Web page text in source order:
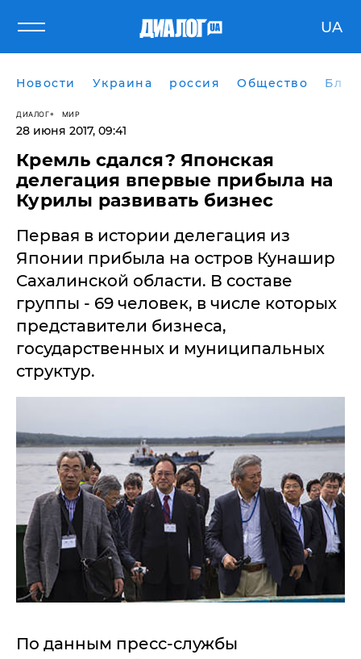
UA
Новости Украина россия Общество
ДИАЛОГ МИР
28 июня 2017, 09:41
Кремль сдался? Японская
делегация впервые прибыла на
Курилы развивать бизнес
​Первая в истории делегация из
Японии прибыла на остров Кунашир
Сахалинской области. В составе
группы - 69 человек, в числе которых
представители бизнеса,
государственных и муниципальных
структур.
По данным пресс-службы